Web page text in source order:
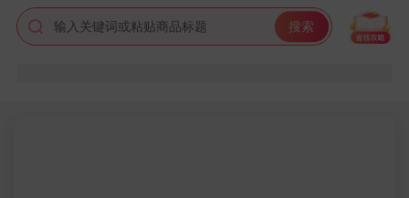
输入关键词或粘贴商品标题 搜索
用户189****7546在5分钟前下单成功
用户180****6874在7分钟前下单成功